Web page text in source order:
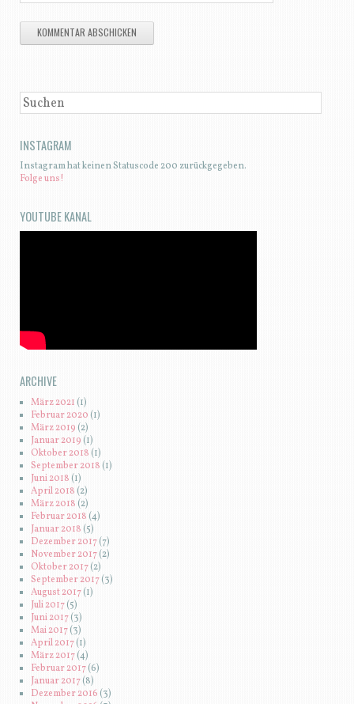
SUCHEN
INSTAGRAM
Instagram hat keinen Statuscode 200 zurückgegeben.
Folge uns!
YOUTUBE KANAL
ARCHIVE
März 2021(1)
Februar 2020 (1)
März 2019 (2)
Januar 2019 (1)
Oktober 2018 (1)
September 2018 (1)
Juni 2018 (1)
April 2018 (2)
März 2018 (2)
Februar 2018(4)
Januar 2018 (5)
Dezember 2017(7)
November 2017(2)
Oktober 2017(2)
September 2017(3)
August 2017(1)
Juli 2017(5)
Juni 2017(3)
Mai 2017(3)
April 2017(1)
März 2017(4)
Februar 2017(6)
Januar 2017(8)
Dezember 2016 (3)